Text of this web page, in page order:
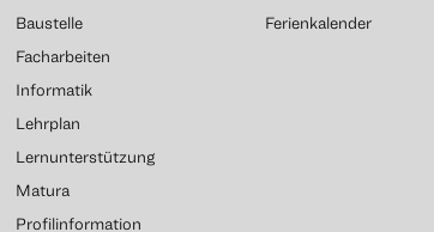
Baustelle
Facharbeiten
Informatik
Lehrplan
Lernunterstützung
Matura
Profilinformation
Ferienkalender